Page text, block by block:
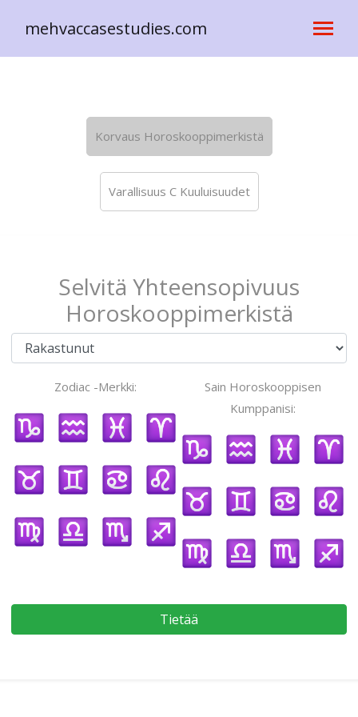
mehvaccasestudies.com
Korvaus Horoskooppimerkistä
Varallisuus C Kuuluisuudet
Selvitä Yhteensopivuus
Horoskooppimerkistä
Zodiac -Merkki:
Sain Horoskooppisen
Kumppanisi:
Tietää